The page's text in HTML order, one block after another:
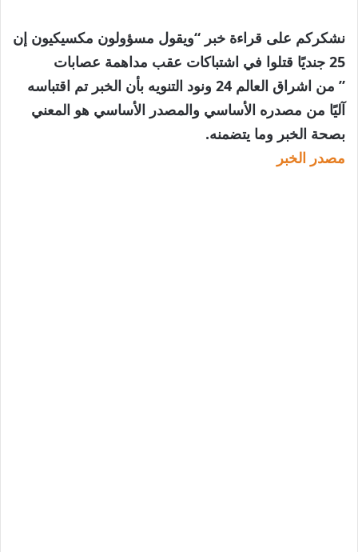
نشكركم على قراءة خبر “ويقول مسؤولون مكسيكيون إن
25 جنديًا قتلوا في اشتباكات عقب مداهمة عصابات
” من اشراق العالم 24 ونود التنويه بأن الخبر تم اقتباسه
آليًا من مصدره الأساسي والمصدر الأساسي هو المعني
بصحة الخبر وما يتضمنه.
مصدر الخبر